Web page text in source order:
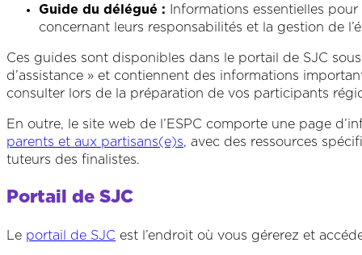
Guide du délégué :
Informations essentielles
concernant leurs responsabilités et la gestion de
Ces guides sont disponibles dans le portail de SJC
d’assistance » et contiennent des informations
consulter lors de la préparation de vos participants
En outre, le site web de l’ESPC comporte une page
parents et aux partisans(e)s, avec des ressources
tuteurs des finalistes.
Portail de SJC
Le portail de SJC est l’endroit où vous gérerez et